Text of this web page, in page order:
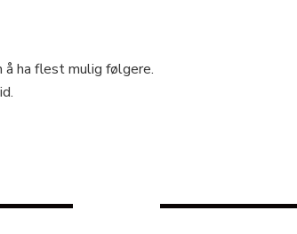
å ha flest mulig følgere.